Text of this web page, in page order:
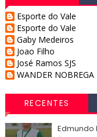
Esporte do Vale
Esporte do Vale
Gaby Medeiros
Joao Filho
José Ramos SJS
WANDER NOBREGA
RECENTES
Edmundo